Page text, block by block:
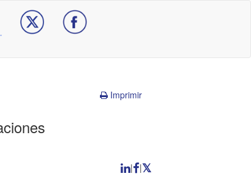
Imprimir
| |